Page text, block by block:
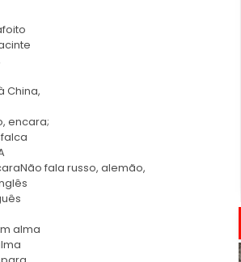
China,
encara;
fala russo, alemão,
alma